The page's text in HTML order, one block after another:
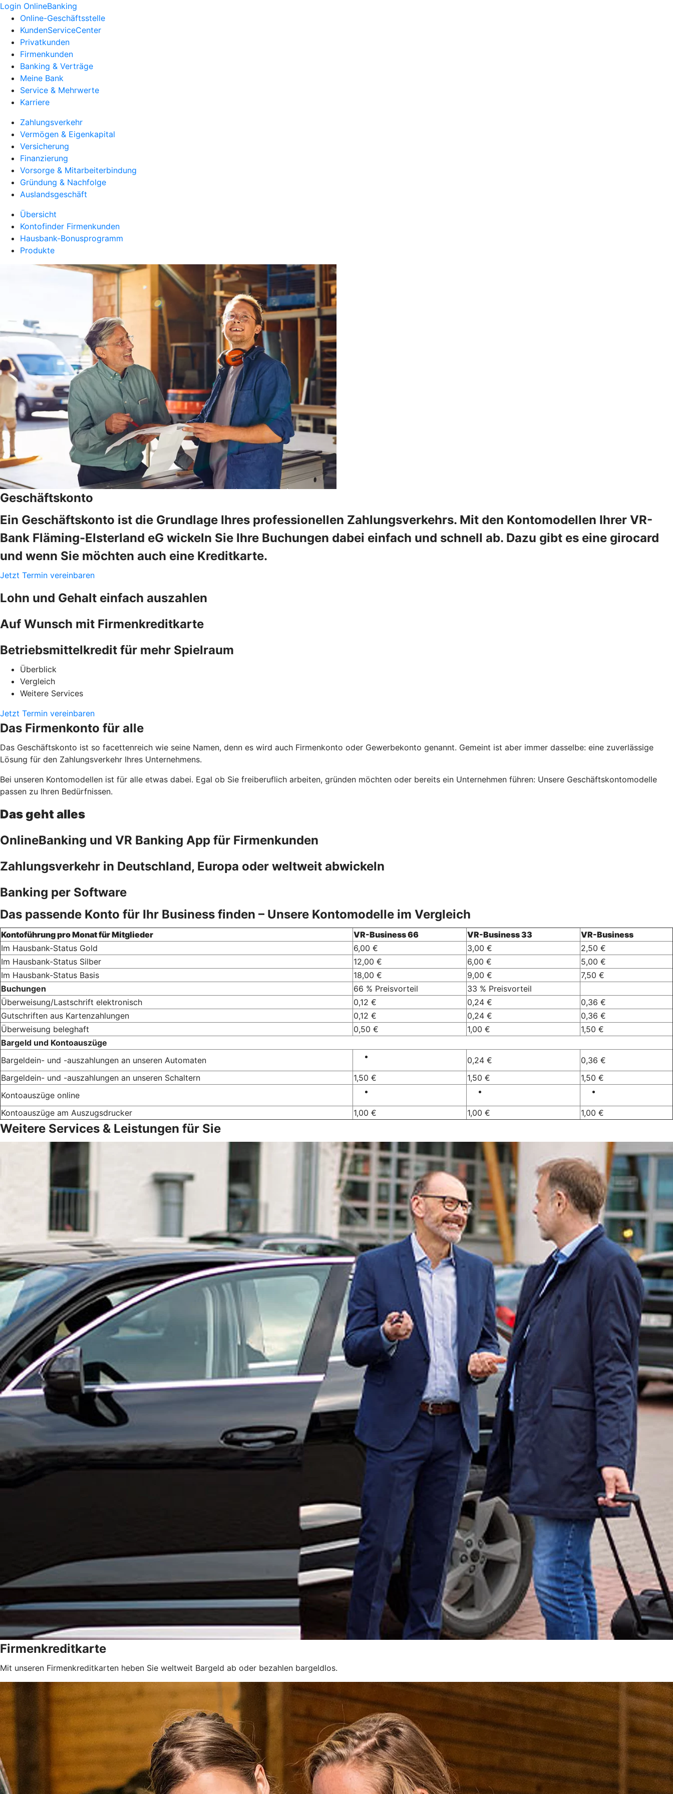
Login OnlineBanking
Online-Geschäftsstelle
KundenServiceCenter
Privatkunden
Firmenkunden
Banking & Verträge
Meine Bank
Service & Mehrwerte
Karriere
Zahlungsverkehr
Vermögen & Eigenkapital
Versicherung
Finanzierung
Vorsorge & Mitarbeiterbindung
Gründung & Nachfolge
Auslandsgeschäft
Übersicht
Kontofinder Firmenkunden
Hausbank-Bonusprogramm
Produkte
Geschäftskonto
Ein Geschäftskonto ist die Grundlage Ihres professionellen Zahlungsverkehrs. Mit den Kontomodellen Ihrer VR-
Bank Fläming-Elsterland eG wickeln Sie Ihre Buchungen dabei einfach und schnell ab. Dazu gibt es eine girocard
und wenn Sie möchten auch eine Kreditkarte.
Jetzt Termin vereinbaren
Lohn und Gehalt einfach auszahlen
Auf Wunsch mit Firmenkreditkarte
Betriebsmittelkredit für mehr Spielraum
Überblick
Vergleich
Weitere Services
Jetzt Termin vereinbaren
Das Firmenkonto für alle
Das Geschäftskonto ist so facettenreich wie seine Namen, denn es wird auch Firmenkonto oder Gewerbekonto genannt. Gemeint ist aber immer dasselbe: eine zuverlässige
Lösung für den Zahlungsverkehr Ihres Unternehmens.
Bei unseren Kontomodellen ist für alle etwas dabei. Egal ob Sie freiberuflich arbeiten, gründen möchten oder bereits ein Unternehmen führen: Unsere Geschäftskontomodelle
passen zu Ihren Bedürfnissen.
Das geht alles
OnlineBanking und VR Banking App für Firmenkunden
Zahlungsverkehr in Deutschland, Europa oder weltweit abwickeln
Banking per Software
Das passende Konto für Ihr Business finden – Unsere Kontomodelle im Vergleich
Kontoführung pro Monat für Mitglieder VR-Business 66 VR-Business 33
VR-Business
Im Hausbank-Status Gold
6,00 € 3,00 €
2,50 €
Im Hausbank-Status Silber
12,00 € 6,00 €
5,00 €
Im Hausbank-Status Basis
18,00 € 9,00 €
7,50 €
Buchungen
66 % Preisvorteil
33 % Preisvorteil
Überweisung/Lastschrift elektronisch
0,12 € 0,24 €
0,36 €
Gutschriften aus Kartenzahlungen
0,12 € 0,24 €
0,36 €
Überweisung beleghaft
0,50 € 1,00 €
1,50 €
Bargeld und Kontoauszüge
Bargeldein- und -auszahlungen an unseren Automaten
0,24 €
0,36 €
Bargeldein- und -auszahlungen an unseren Schaltern
1,50 € 1,50 €
1,50 €
Kontoauszüge online
Kontoauszüge am Auszugsdrucker
1,00 € 1,00 € 1,00 €
Weitere Services & Leistungen für Sie
Firmenkreditkarte
Mit unseren Firmenkreditkarten heben Sie weltweit Bargeld ab oder bezahlen bargeldlos.